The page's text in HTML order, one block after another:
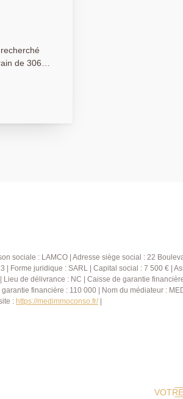
de 306
de la forêt
sociale : LAMCO | Adresse siège social : 22
Forme juridique : SARL | Capital social : 7 500 € |
de délivrance : NC | Caisse de garantie
financière : 110 000 | Nom du médiateur :
: https://medimmoconso.fr/|